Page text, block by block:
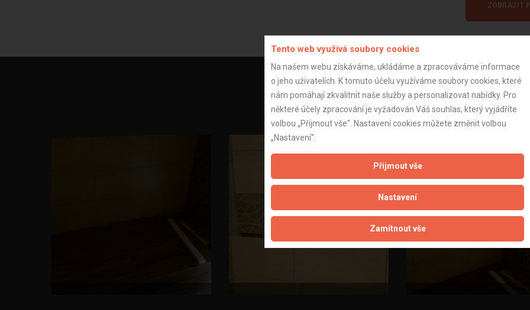
ZOBRAZIT
Fotogalerie projektu
Tento web využívá soubory cookies
Na našem webu získáváme, ukládáme a zpracováváme informace
o jeho uživatelích. K tomuto účelu využíváme soubory cookies, které
nám pomáhají zkvalitnit naše služby a personalizovat nabídky. Pro
některé účely zpracování je vyžadován Váš souhlas, který vyjádříte
volbou „Přijmout vše“. Nastavení cookies můžete změnit volbou
„Nastavení“.
Přijmout vše
Nastavení
Zamítnout vše